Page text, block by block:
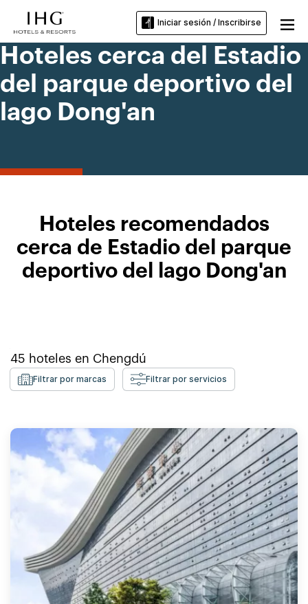
Iniciar sesión / Inscribirse
Hoteles cerca del Estadio
del parque deportivo del
lago Dong'an
Hoteles recomendados
cerca de Estadio del parque
deportivo del lago Dong'an
45 hoteles en Chengdú
Filtrar por marcas Filtrar por servicios